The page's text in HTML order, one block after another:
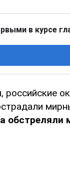
в курсе
российские